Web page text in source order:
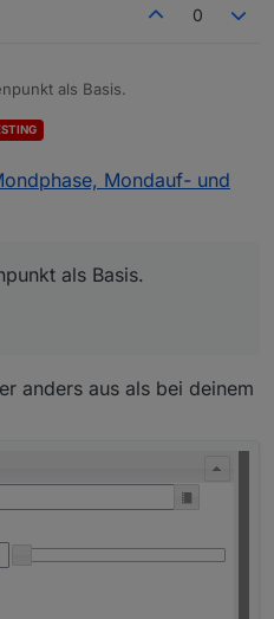
0
als Basis.
Mondauf- und
als Basis.
anders aus als bei deinem